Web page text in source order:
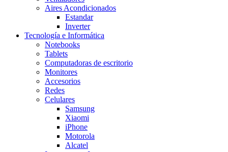
Aires Acondicionados
Estandar
Inverter
Tecnología e Informática
Notebooks
Tablets
Computadoras de escritorio
Monitores
Accesorios
Redes
Celulares
Samsung
Xiaomi
iPhone
Motorola
Alcatel